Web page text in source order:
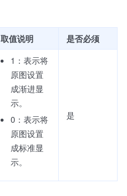
取值说明 是否必须
1：表示将
原图设置
成渐进显
示。
0：表示将
原图设置
成标准显
示。
是